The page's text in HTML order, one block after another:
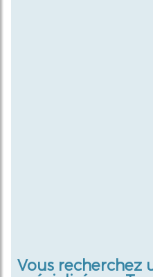
Vous recherchez